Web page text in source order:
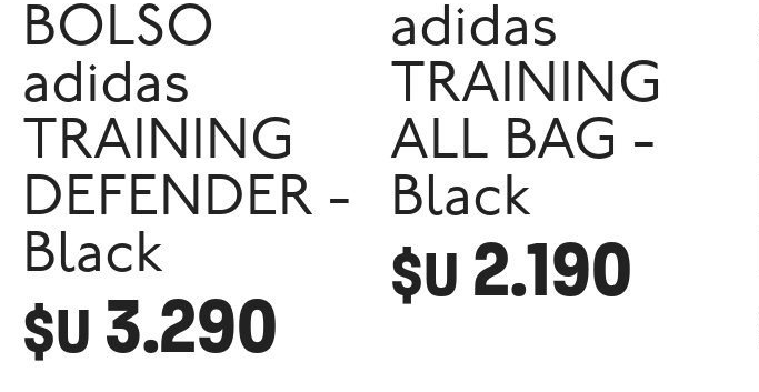
BOLSO
adidas
TRAINING
DEFENDER -
Black
$U 3.290
adidas
TRAINING
ALL BAG -
Black
$U 2.190